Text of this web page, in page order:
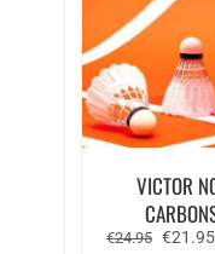
VICTOR
€24.95 €21.95